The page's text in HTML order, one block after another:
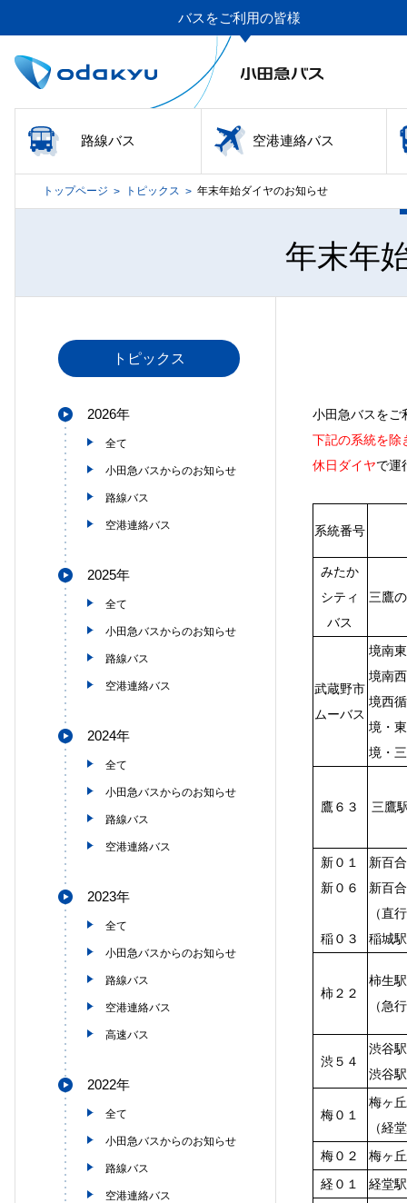
バスをご利用の皆様
路線バス 空港連絡バス
トップページ > トピックス > 年末年始ダイヤのお知らせ
年末年
小田急バスをご
下記の系統を除
休日ダイヤで運
系統番号
みたか
シティ
バス
三鷹
武蔵野市
ムーバス
境南
境南
境西
境・
境・
鷹６３ 三鷹
新０１
新０６
稲０３
新百
新百
（直
稲城
柿２２
柿生
（急
渋５４
渋谷
渋谷
梅０１
梅ヶ
（経
梅０２
梅ヶ
経０１
経堂
トピックス
2026年
全て
小田急バスからのお知らせ
路線バス
空港連絡バス
2025年
全て
小田急バスからのお知らせ
路線バス
空港連絡バス
2024年
全て
小田急バスからのお知らせ
路線バス
空港連絡バス
2023年
全て
小田急バスからのお知らせ
路線バス
空港連絡バス
高速バス
2022年
全て
小田急バスからのお知らせ
路線バス
空港連絡バス